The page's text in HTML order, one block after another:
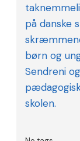
på danske
børn og
Sendreni
skolen.